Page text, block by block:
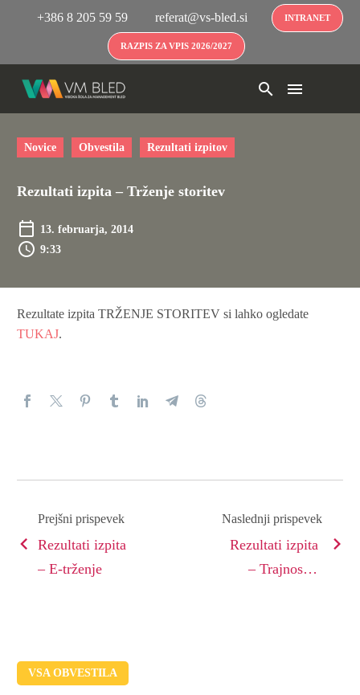
+386 8 205 59 59 referat@vs-bled.si INTRANET
RAZPIS ZA VPIS 2026/2027
Novice Obvestila Rezultati izpitov
Rezultati izpita – Trženje storitev
13. februarja, 2014
9:33
Rezultate izpita TRŽENJE STORITEV si lahko ogledate
TUKAJ.
Prejšni prispevek
Rezultati izpita
– E-trženje
Naslednji prispevek
Rezultati izpita
– Trajnostni
VSA OBVESTILA